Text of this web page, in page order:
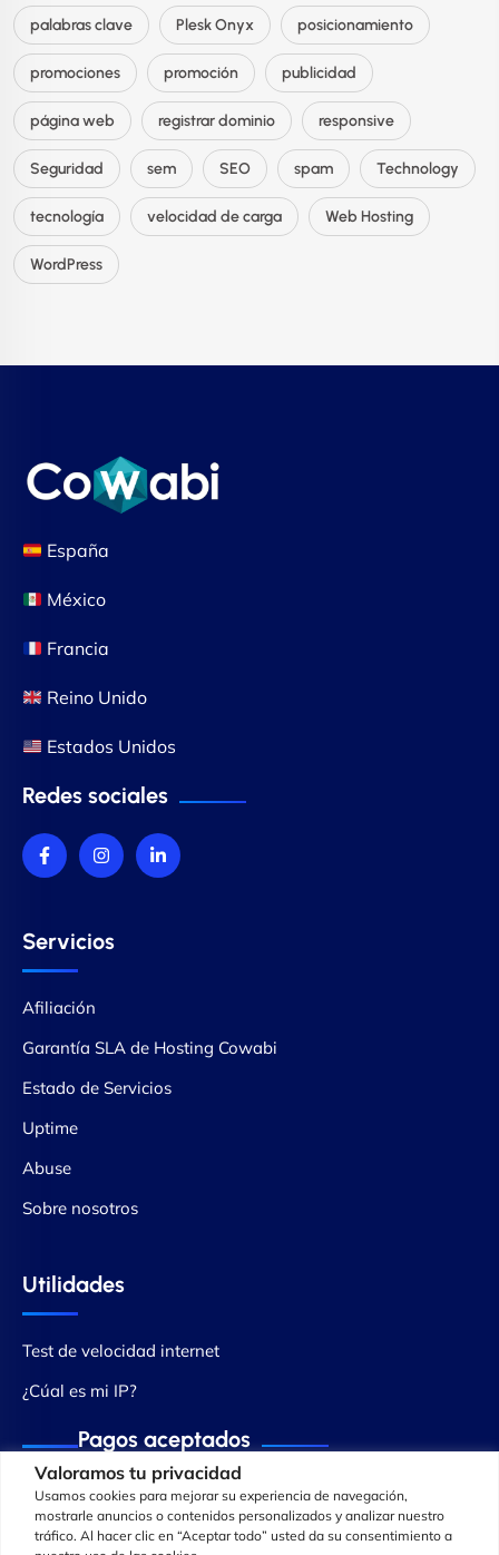
Valoramos tu privacidad
Usamos cookies para mejorar su experiencia de navegación,
mostrarle anuncios o contenidos personalizados y analizar nuestro
tráfico. Al hacer clic en “Aceptar todo” usted da su consentimiento a
palabras clave Plesk Onyx posicionamiento
promociones promoción publicidad
página web registrar dominio responsive
Seguridad sem SEO spam Technology
tecnología velocidad de carga Web Hosting
WordPress
España
México
Francia
Reino Unido
Estados Unidos
Redes sociales
Servicios
Afiliación
Garantía SLA de Hosting Cowabi
Estado de Servicios
Uptime
Abuse
Sobre nosotros
Utilidades
Test de velocidad internet
¿Cúal es mi IP?
Pagos aceptados